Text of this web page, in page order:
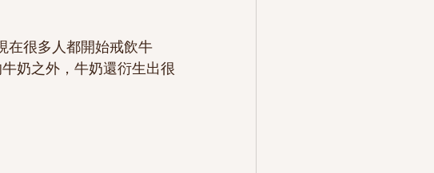
在很多人都開始戒飲牛
奶之外，牛奶還衍生出很